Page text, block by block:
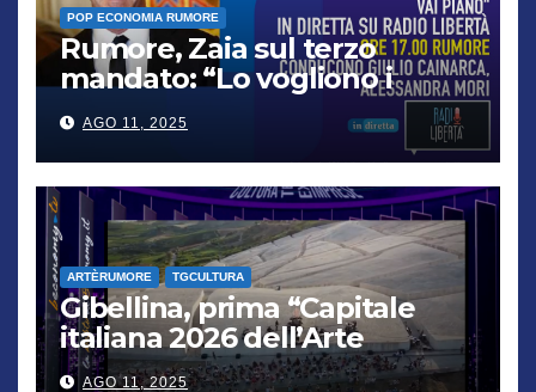
POP ECONOMIA RUMORE
Rumore, Zaia sul terzo
mandato: “Lo vogliono i
cittadini, chi non lo capisce
verrà punito”
AGO 11, 2025
ARTÈRUMORE TGCULTURA
Gibellina, prima “Capitale
italiana 2026 dell’Arte
contemporanea”
AGO 11, 2025